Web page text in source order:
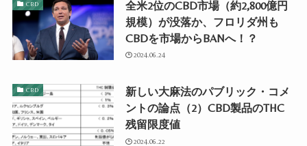
CBD
全米2位のCBD市場（約2,800億円
規模）が没落か、フロリダ州も
CBDを市場からBANへ！？
2024.06.24
CBD
新しい大麻法のパブリック・コメ
ントの論点（2）CBD製品のTHC
残留限度値
2024.06.22